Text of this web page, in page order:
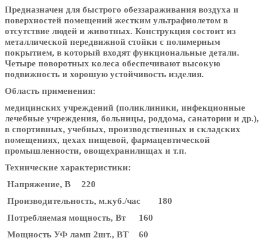
Предназначен для быстрого обеззараживания воздуха и
поверхностей помещений жестким ультрафиолетом в
отсутствие людей и животных. Конструкция состоит из
металлической передвижной стойки с полимерным
покрытием, в который входят функциональные детали.
Четыре поворотных колеса обеспечивают высокую
подвижность и хорошую устойчивость изделия.
Область применения:
медицинских учреждений (поликлиники, инфекционные
лечебные учреждения, больницы, роддома, санатории и др.),
в спортивных, учебных, производственных и складских
помещениях, цехах пищевой, фармацевтической
промышленности, овощехранилищах и т.п.
Технические характеристики:
Напряжение, В
220
Производительность, м.куб./час
180
Потребляемая мощность, Вт
160
Мощность УФ ламп 2шт., ВТ
60